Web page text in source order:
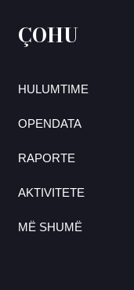
ÇOHU
HULUMTIME
OPENDATA
RAPORTE
AKTIVITETE
MË SHUMË